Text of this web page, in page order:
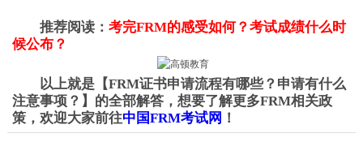
推荐阅读： 考完FRM的感受如何？考试成绩什么时
候公布？
以上就是【FRM证书申请流程有哪些？申请有什么
注意事项？】的全部解答，想要了解更多FRM相关政
策，欢迎大家前往中国FRM考试网 ！